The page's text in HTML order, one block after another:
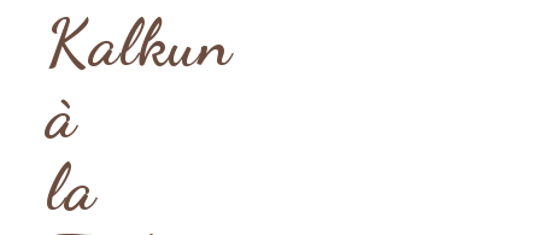
Kalkun
à
la